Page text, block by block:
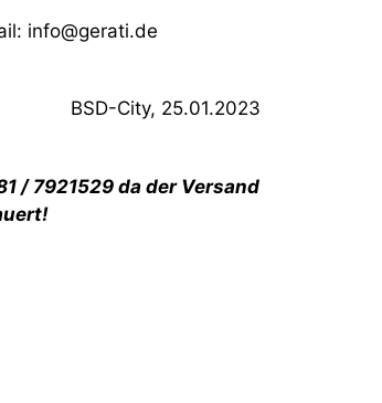
info@gerati.de
BSD-City, 25.01.2023
/ 7921529 da der Versand